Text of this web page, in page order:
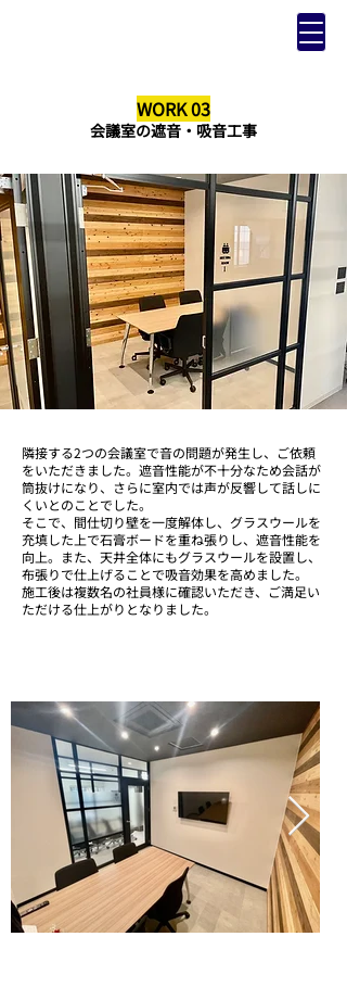
WORK 03
会議室の遮音・吸音工事
隣接する2つの会議室で音の問題が発生し、ご依頼
をいただきました。遮音性能が不十分なため会話が
筒抜けになり、さらに室内では声が反響して話しに
くいとのことでした。
そこで、間仕切り壁を一度解体し、グラスウールを
充填した上で石膏ボードを重ね張りし、遮音性能を
向上。また、天井全体にもグラスウールを設置し、
布張りで仕上げることで吸音効果を高めました。
施工後は複数名の社員様に確認いただき、ご満足い
ただける仕上がりとなりました。